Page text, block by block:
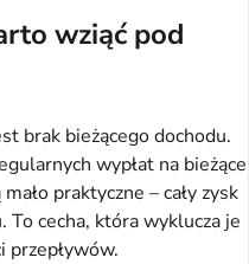
wziąć pod
brak bieżącego dochodu.
wypłat na bieżące
praktyczne – cały zysk
To cecha, która wyklucza je
przepływów.